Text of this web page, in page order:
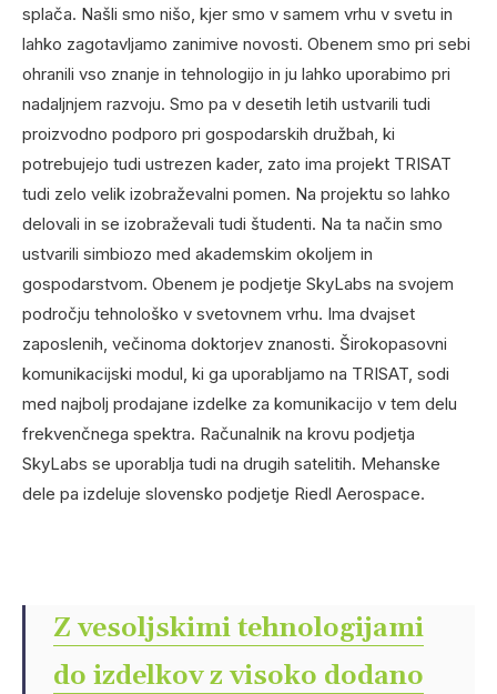
splača. Našli smo nišo, kjer smo v samem vrhu v svetu in
lahko zagotavljamo zanimive novosti. Obenem smo pri sebi
ohranili vso znanje in tehnologijo in ju lahko uporabimo pri
nadaljnjem razvoju. Smo pa v desetih letih ustvarili tudi
proizvodno podporo pri gospodarskih družbah, ki
potrebujejo tudi ustrezen kader, zato ima projekt TRISAT
tudi zelo velik izobraževalni pomen. Na projektu so lahko
delovali in se izobraževali tudi študenti. Na ta način smo
ustvarili simbiozo med akademskim okoljem in
gospodarstvom. Obenem je podjetje SkyLabs na svojem
področju tehnološko v svetovnem vrhu. Ima dvajset
zaposlenih, večinoma doktorjev znanosti. Širokopasovni
komunikacijski modul, ki ga uporabljamo na TRISAT, sodi
med najbolj prodajane izdelke za komunikacijo v tem delu
frekvenčnega spektra. Računalnik na krovu podjetja
SkyLabs se uporablja tudi na drugih satelitih. Mehanske
dele pa izdeluje slovensko podjetje Riedl Aerospace.
Z vesoljskimi tehnologijami
do izdelkov z visoko dodano